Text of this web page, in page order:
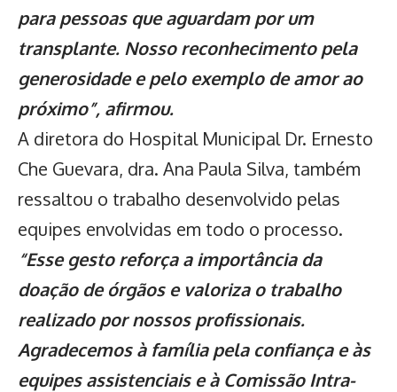
para pessoas que aguardam por um
transplante. Nosso reconhecimento pela
generosidade e pelo exemplo de amor ao
próximo”, afirmou.
A diretora do Hospital Municipal Dr. Ernesto
Che Guevara, dra. Ana Paula Silva, também
ressaltou o trabalho desenvolvido pelas
equipes envolvidas em todo o processo.
“Esse gesto reforça a importância da
doação de órgãos e valoriza o trabalho
realizado por nossos profissionais.
Agradecemos à família pela confiança e às
equipes assistenciais e à Comissão Intra-